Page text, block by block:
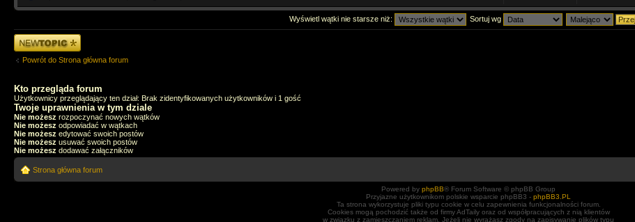
Wyświetl wątki nie starsze niż: Sortuj wg
Napisz wątek
Powrót do Strona główna forum
Kto przegląda forum
Użytkownicy przeglądający ten dział: Brak zidentyfikowanych użytkowników i 1 gość
Twoje uprawnienia w tym dziale
Nie możesz rozpoczynać nowych wątków
Nie możesz odpowiadać w wątkach
Nie możesz edytować swoich postów
Nie możesz usuwać swoich postów
Nie możesz dodawać załączników
Strona główna forum
Powered by phpBB® Forum Software © phpBB Group
Przyjazne użytkownikom polskie wsparcie phpBB3 - phpBB3.PL
Ta strona wykorzystuje pliki typu cookie w celu zapewnienia funkcjonalności forum.
Cookies mogą pochodzić także od firmy AdTaily oraz od współpracujących z nią klientów
w związku z zamieszczaniem reklam. Jeżeli nie wyrażasz zgody na zapisywanie plików typu